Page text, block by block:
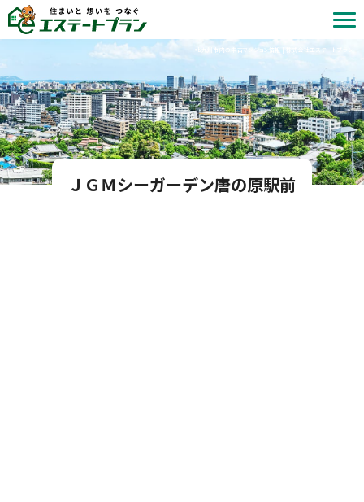
北九州市内の中古マンション情報 | 株式会社エステートプラン
ＪＧＭシーガーデン唐の原駅前